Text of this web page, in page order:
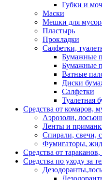
Губки и
Маски
Мешки для
Пластырь
Прокладки
Салфетки,
Бумажные
Бумажные
Ватные
Диски
Салфетки
Туалетная
Средства от комаров,
Аэрозоли,
Ленты и
Спирали, свечи,
Фумигаторы,
Средства от
Средства по уходу за